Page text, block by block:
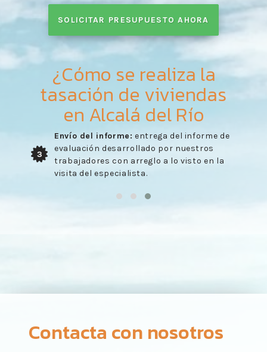
SOLICITAR PRESUPUESTO AHORA
¿Cómo se realiza la
tasación de viviendas
en Alcalá del Río
3
Envío del informe: entrega del informe de
evaluación desarrollado por nuestros
trabajadores con arreglo a lo visto en la
visita del especialista.
Contacta con nosotros